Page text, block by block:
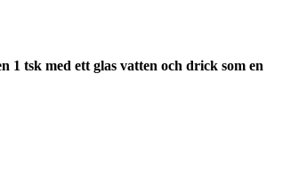
1 tsk med ett glas vatten och drick som en